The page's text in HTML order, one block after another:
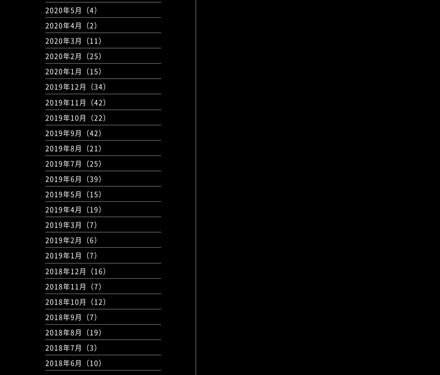
2020年5月（4）
2020年4月（2）
2020年3月（11）
2020年2月（25）
2020年1月（15）
2019年12月（34）
2019年11月（42）
2019年10月（22）
2019年9月（42）
2019年8月（21）
2019年7月（25）
2019年6月（39）
2019年5月（15）
2019年4月（19）
2019年3月（7）
2019年2月（6）
2019年1月（7）
2018年12月（16）
2018年11月（7）
2018年10月（12）
2018年9月（7）
2018年8月（19）
2018年7月（3）
2018年6月（10）